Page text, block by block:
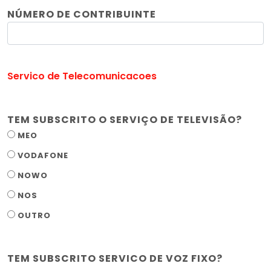
NÚMERO DE CONTRIBUINTE
Servico de Telecomunicacoes
TEM SUBSCRITO O SERVIÇO DE TELEVISÃO?
MEO
VODAFONE
NOWO
NOS
OUTRO
TEM SUBSCRITO SERVICO DE VOZ FIXO?